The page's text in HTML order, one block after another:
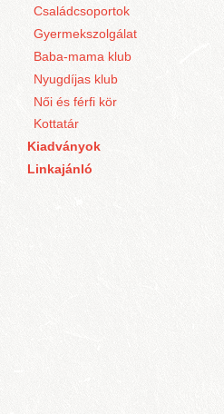
Családcsoportok
Gyermekszolgálat
Baba-mama klub
Nyugdíjas klub
Női és férfi kör
Kottatár
Kiadványok
Linkajánló